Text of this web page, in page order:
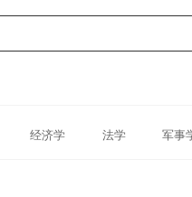
经济学 法学 军事